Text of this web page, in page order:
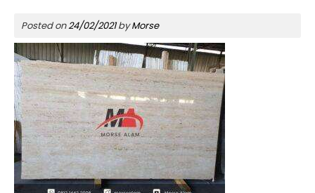
Posted on24/02/2021byMorse